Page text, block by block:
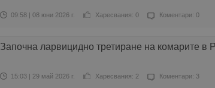
09:58 | 08 юни 2026 г. Харесвания: 0 Коментари: 0
Започна ларвицидно третиране на комарите в
15:03 | 29 май 2026 г. Харесвания: 2 Коментари: 3